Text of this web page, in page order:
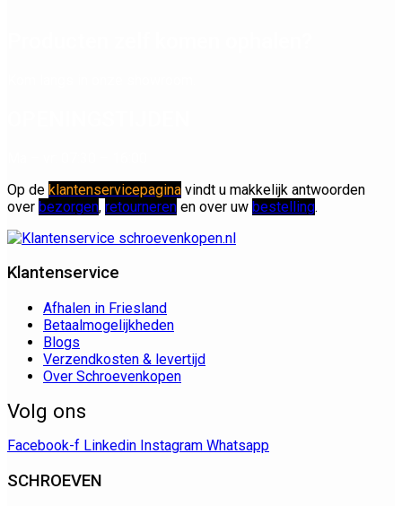
Op de klantenservicepagina vindt u makkelijk antwoorden
over bezorgen, retourneren en over uw bestelling.
Klantenservice
Afhalen in Friesland
Betaalmogelijkheden
Blogs
Verzendkosten & levertijd
Over Schroevenkopen
Volg ons
Facebook-f Linkedin Instagram Whatsapp
SCHROEVEN